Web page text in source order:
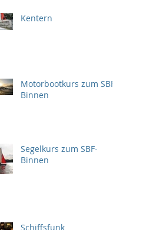
Kentern
Motorbootkurs zum SBF
Binnen
Segelkurs zum SBF-
Binnen
Schiffsfunk